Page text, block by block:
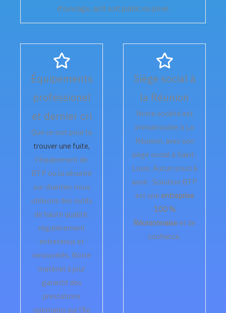
d'ouvrage, qu'il soit public ou privé.
Équipements
professionel
et dernier cri
Que ce soit pour la
trouver une fuite,
l'équipement de
BTP ou la sécurité
sur chantier, nous
utilisons des outils
de haute qualité,
régulièrement
entretenus et
renouvelés. Notre
matériel à jour
garantit des
prestations
optimales sur l'île
Siège social à
la Réunion
Notre société est
immatriculée à La
Réunion, avec son
siège social à Saint-
Louis. Aucun souci à
avoir : Solution BTP
est une entreprise
100 %
Réunionnaise et de
confiance.